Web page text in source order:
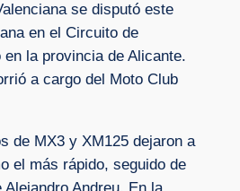
se disputó este
en el Circuito de
en la provincia de Alicante.
a cargo del Moto Club
de MX3 y XM125 dejaron a
el más rápido, seguido de